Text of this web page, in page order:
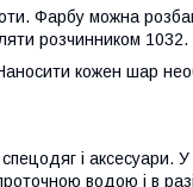
Фарбу можна
розчинником 1032.
кожен шар
і аксесуари.
водою і в разі